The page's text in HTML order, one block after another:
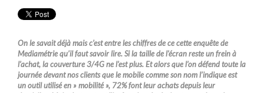
On le savait déjà mais c’est entre les chiffres de ce cette enquête de
Mediamétrie qu’il faut savoir lire. Si la taille de l’écran reste un frein à
l’achat, la couverture 3/4G ne l’est plus. Et alors que l’on défend toute la
journée devant nos clients que le mobile comme son nom l’indique est
un outil utilisé en » mobilité », 72% font leur achats depuis leur